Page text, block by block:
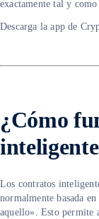
exactamente tal y
Descarga la app de
¿Cómo
Los contratos
normalmente basada
aquello». Esto permite